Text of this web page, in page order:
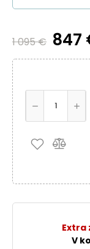
1 095 € 847
Extra
V